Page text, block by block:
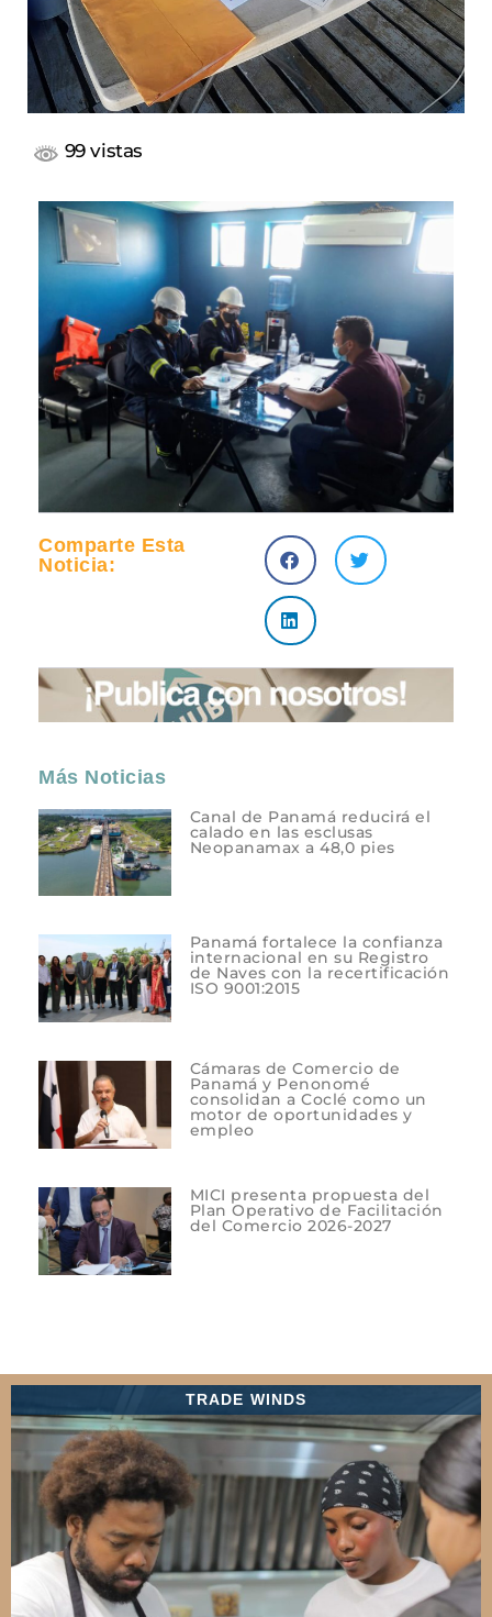
99 vistas
Comparte Esta
Noticia:
Más Noticias
Canal de Panamá reducirá el
calado en las esclusas
Neopanamax a 48,0 pies
Panamá fortalece la confianza
internacional en su Registro
de Naves con la recertificación
ISO 9001:2015
Cámaras de Comercio de
Panamá y Penonomé
consolidan a Coclé como un
motor de oportunidades y
empleo
MICI presenta propuesta del
Plan Operativo de Facilitación
del Comercio 2026-2027
TRADE WINDS